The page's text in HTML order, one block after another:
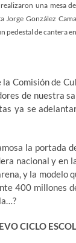
una mesa
González
pedestal de cantera
Comisión de
de nuestra
ya se
la portada
nacional y
y la modelo
400
CICLO